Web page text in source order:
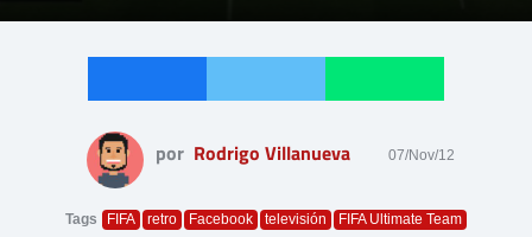
por Rodrigo Villanueva 07/Nov/12
Tags FIFA retro Facebook televisión FIFA Ultimate Team